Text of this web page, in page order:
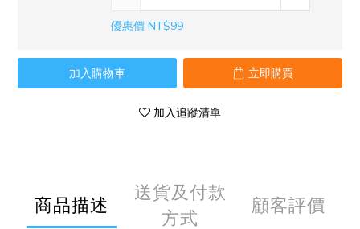
優惠價 NT$99
加入購物車 立即購買
加入追蹤清單
商品描述
送貨及付款
方式
顧客評價